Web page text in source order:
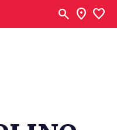
search location_on favorite